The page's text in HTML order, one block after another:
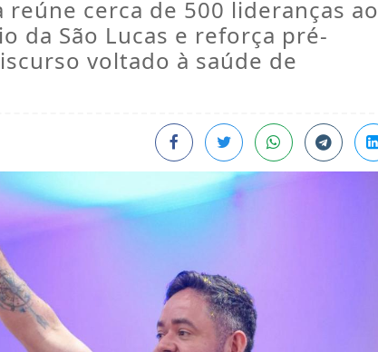
reúne cerca de 500 lideranças ao
da São Lucas e reforça pré-
voltado à saúde de